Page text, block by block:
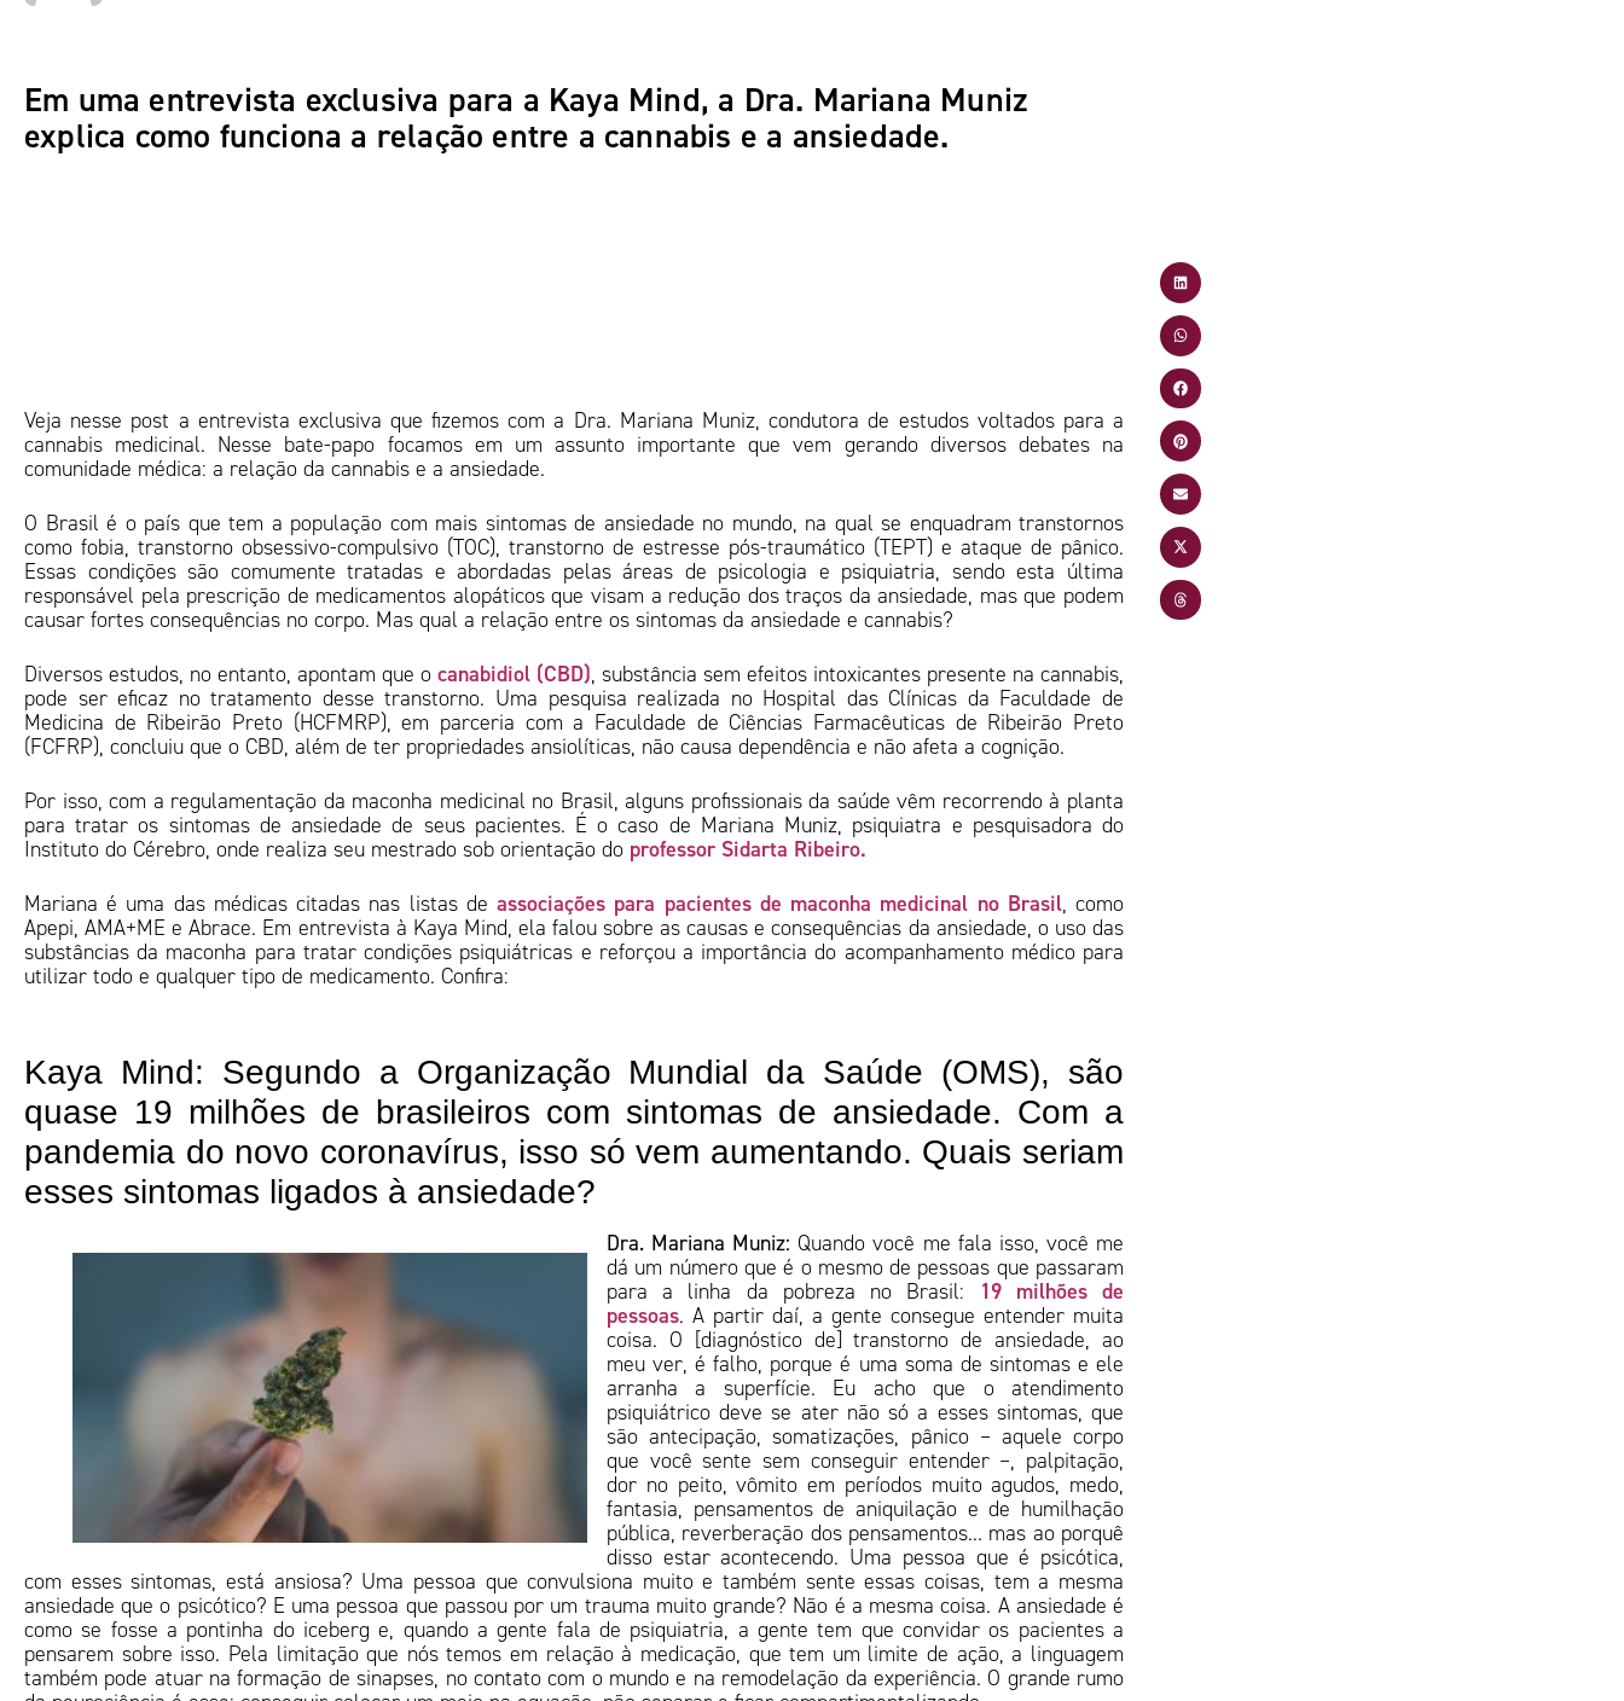
Em uma entrevista exclusiva para a Kaya Mind, a Dra. Mariana Muniz
explica como funciona a relação entre a cannabis e a ansiedade.
Veja nesse post a entrevista exclusiva que fizemos com a Dra. Mariana Muniz, condutora de estudos voltados para a
cannabis medicinal. Nesse bate-papo focamos em um assunto importante que vem gerando diversos debates na
comunidade médica: a relação da cannabis e a ansiedade.
O Brasil é o país que tem a população com mais sintomas de ansiedade no mundo, na qual se enquadram transtornos
como fobia, transtorno obsessivo-compulsivo (TOC), transtorno de estresse pós-traumático (TEPT) e ataque de pânico.
Essas condições são comumente tratadas e abordadas pelas áreas de psicologia e psiquiatria, sendo esta última
responsável pela prescrição de medicamentos alopáticos que visam a redução dos traços da ansiedade, mas que podem
causar fortes consequências no corpo. Mas qual a relação entre os sintomas da ansiedade e cannabis?
Diversos estudos, no entanto, apontam que o canabidiol (CBD), substância sem efeitos intoxicantes presente na cannabis,
pode ser eficaz no tratamento desse transtorno. Uma pesquisa realizada no Hospital das Clínicas da Faculdade de
Medicina de Ribeirão Preto (HCFMRP), em parceria com a Faculdade de Ciências Farmacêuticas de Ribeirão Preto
(FCFRP), concluiu que o CBD, além de ter propriedades ansiolíticas, não causa dependência e não afeta a cognição.
Por isso, com a regulamentação da maconha medicinal no Brasil, alguns profissionais da saúde vêm recorrendo à planta
para tratar os sintomas de ansiedade de seus pacientes. É o caso de Mariana Muniz, psiquiatra e pesquisadora do
Instituto do Cérebro, onde realiza seu mestrado sob orientação do professor Sidarta Ribeiro.
Mariana é uma das médicas citadas nas listas de associações para pacientes de maconha medicinal no Brasil, como
Apepi, AMA+ME e Abrace. Em entrevista à Kaya Mind, ela falou sobre as causas e consequências da ansiedade, o uso das
substâncias da maconha para tratar condições psiquiátricas e reforçou a importância do acompanhamento médico para
utilizar todo e qualquer tipo de medicamento. Confira:
Kaya Mind: Segundo a Organização Mundial da Saúde (OMS), são
quase 19 milhões de brasileiros com sintomas de ansiedade. Com a
pandemia do novo coronavírus, isso só vem aumentando. Quais seriam
esses sintomas ligados à ansiedade?
Dra. Mariana Muniz: Quando você me fala isso, você me
dá um número que é o mesmo de pessoas que passaram
para a linha da pobreza no Brasil:
19 milhões de
pessoas. A partir daí, a gente consegue entender muita
coisa. O [diagnóstico de] transtorno de ansiedade, ao
meu ver, é falho, porque é uma soma de sintomas e ele
arranha a superfície. Eu acho que o atendimento
psiquiátrico deve se ater não só a esses sintomas, que
são antecipação, somatizações, pânico – aquele corpo
que você sente sem conseguir entender –, palpitação,
dor no peito, vômito em períodos muito agudos, medo,
fantasia, pensamentos de aniquilação e de humilhação
pública, reverberação dos pensamentos… mas ao porquê
disso estar acontecendo. Uma pessoa que é psicótica,
com esses sintomas, está ansiosa? Uma pessoa que convulsiona muito e também sente essas coisas, tem a mesma
ansiedade que o psicótico? E uma pessoa que passou por um trauma muito grande? Não é a mesma coisa. A ansiedade é
como se fosse a pontinha do iceberg e, quando a gente fala de psiquiatria, a gente tem que convidar os pacientes a
pensarem sobre isso. Pela limitação que nós temos em relação à medicação, que tem um limite de ação, a linguagem
também pode atuar na formação de sinapses, no contato com o mundo e na remodelação da experiência. O grande rumo